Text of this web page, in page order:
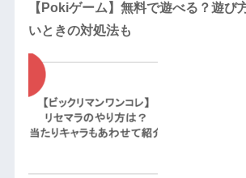
【Pokiゲーム】無料で遊べる？遊び
いときの対処法も